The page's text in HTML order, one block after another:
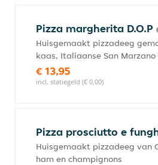
Pizza margherita D.O.P
Huisgemaakt pizzadeeg
kaas, Italiaanse San
€ 13,95
incl. statiegeld (€ 0,00)
Pizza prosciutto e
Huisgemaakt pizzadeeg van
ham en champignons